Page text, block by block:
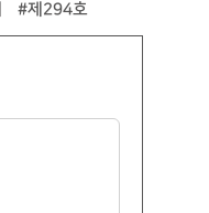
#제294호